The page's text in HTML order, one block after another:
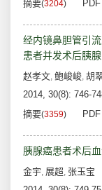
摘要(3204)
经内镜鼻胆管引
患者并发术后胰
赵孝文, 鲍峻峻, 胡
2014, 30(8): 746-
摘要(3359)
胰腺癌患者术后
金宇, 展超, 张玉宝